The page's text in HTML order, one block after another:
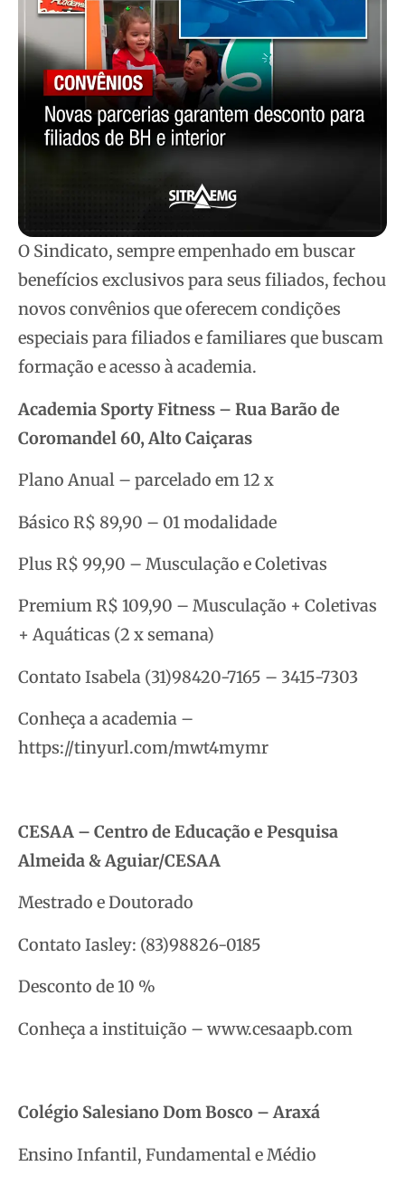
O Sindicato, sempre empenhado em buscar
benefícios exclusivos para seus filiados, fechou
novos convênios que oferecem condições
especiais para filiados e familiares que buscam
formação e acesso à academia.
Academia Sporty Fitness – Rua Barão de
Coromandel 60, Alto Caiçaras
Plano Anual – parcelado em 12 x
Básico R$ 89,90 – 01 modalidade
Plus R$ 99,90 – Musculação e Coletivas
Premium R$ 109,90 – Musculação + Coletivas
+ Aquáticas (2 x semana)
Contato Isabela (31)98420-7165 – 3415-7303
Conheça a academia –
https://tinyurl.com/mwt4mymr
CESAA – Centro de Educação e Pesquisa
Almeida & Aguiar/CESAA
Mestrado e Doutorado
Contato Iasley: (83)98826-0185
Desconto de 10 %
Conheça a instituição – www.cesaapb.com
Colégio Salesiano Dom Bosco – Araxá
Ensino Infantil, Fundamental e Médio